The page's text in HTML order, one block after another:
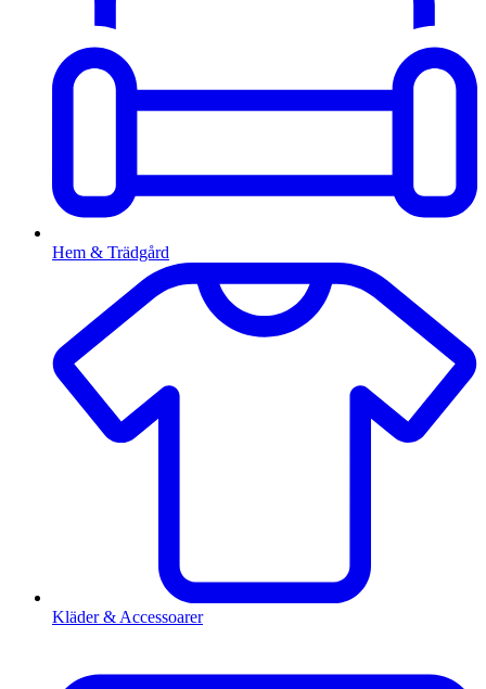
Hem & Trädgård
Kläder & Accessoarer